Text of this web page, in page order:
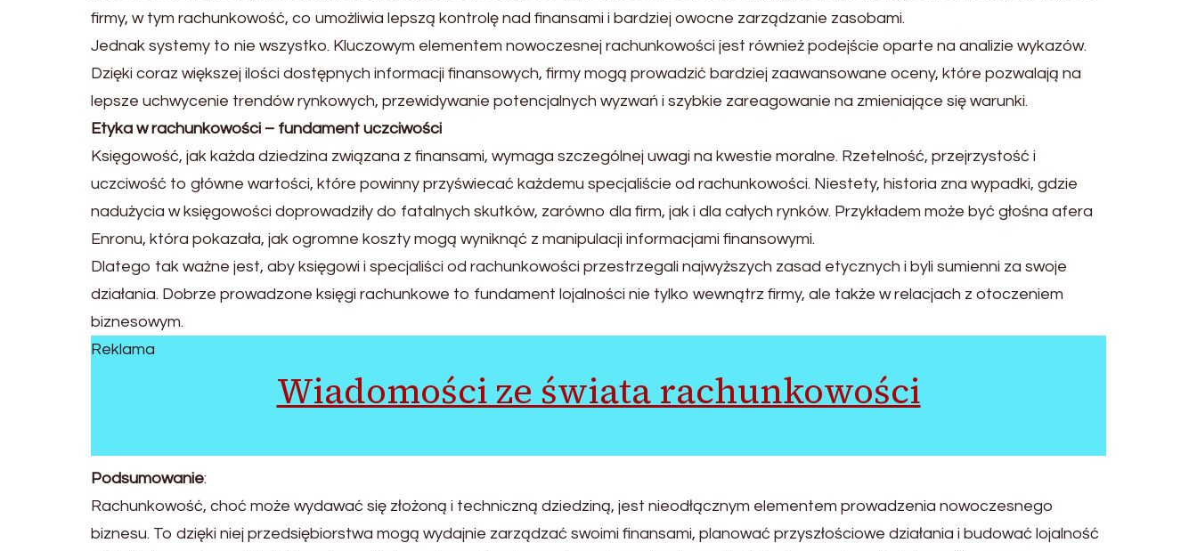
firmy, w tym rachunkowość, co umożliwia lepszą kontrolę nad finansami i bardziej owocne zarządzanie zasobami.
Jednak systemy to nie wszystko. Kluczowym elementem nowoczesnej rachunkowości jest również podejście oparte na analizie wykazów.
Dzięki coraz większej ilości dostępnych informacji finansowych, firmy mogą prowadzić bardziej zaawansowane oceny, które pozwalają na
lepsze uchwycenie trendów rynkowych, przewidywanie potencjalnych wyzwań i szybkie zareagowanie na zmieniające się warunki.
Etyka w rachunkowości – fundament uczciwości
Księgowość, jak każda dziedzina związana z finansami, wymaga szczególnej uwagi na kwestie moralne. Rzetelność, przejrzystość i
uczciwość to główne wartości, które powinny przyświecać każdemu specjaliście od rachunkowości. Niestety, historia zna wypadki, gdzie
nadużycia w księgowości doprowadziły do fatalnych skutków, zarówno dla firm, jak i dla całych rynków. Przykładem może być głośna afera
Enronu, która pokazała, jak ogromne koszty mogą wyniknąć z manipulacji informacjami finansowymi.
Dlatego tak ważne jest, aby księgowi i specjaliści od rachunkowości przestrzegali najwyższych zasad etycznych i byli sumienni za swoje
działania. Dobrze prowadzone księgi rachunkowe to fundament lojalności nie tylko wewnątrz firmy, ale także w relacjach z otoczeniem
biznesowym.
Reklama
Wiadomości ze świata rachunkowości
Podsumowanie:
Rachunkowość, choć może wydawać się złożoną i techniczną dziedziną, jest nieodłącznym elementem prowadzenia nowoczesnego
biznesu. To dzięki niej przedsiębiorstwa mogą wydajnie zarządzać swoimi finansami, planować przyszłościowe działania i budować lojalność